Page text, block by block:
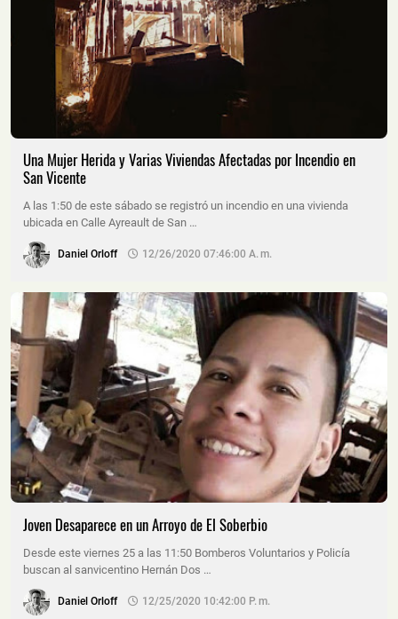
Una Mujer Herida y Varias Viviendas Afectadas por Incendio en
San Vicente
A las 1:50 de este sábado se registró un incendio en una vivienda
ubicada en Calle Ayreault de San …
Daniel Orloff 12/26/2020 07:46:00 A. M.
Joven Desaparece en un Arroyo de El Soberbio
Desde este viernes 25 a las 11:50 Bomberos Voluntarios y Policía
buscan al sanvicentino Hernán Dos …
Daniel Orloff 12/25/2020 10:42:00 P. M.